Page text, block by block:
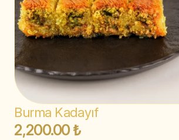
Burma Kadayıf
2,200.00 ₺